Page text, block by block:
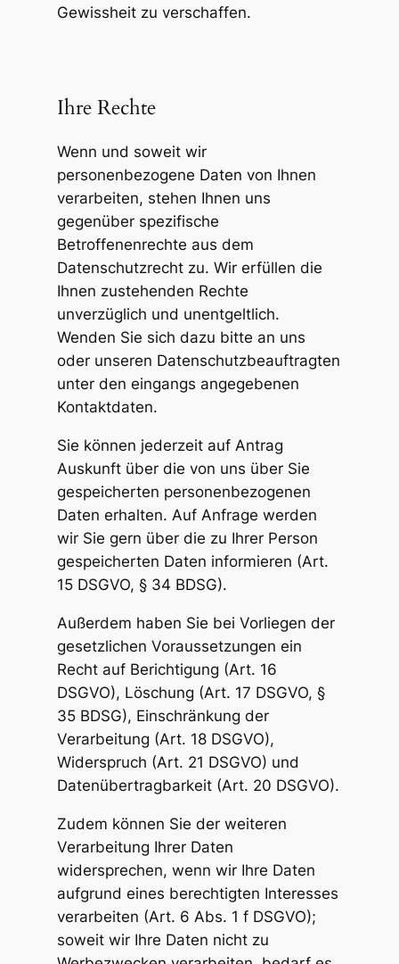
Gewissheit zu verschaffen.
Ihre Rechte
Wenn und soweit wir
personenbezogene Daten von Ihnen
verarbeiten, stehen Ihnen uns
gegenüber spezifische
Betroffenenrechte aus dem
Datenschutzrecht zu. Wir erfüllen die
Ihnen zustehenden Rechte
unverzüglich und unentgeltlich.
Wenden Sie sich dazu bitte an uns
oder unseren Datenschutzbeauftragten
unter den eingangs angegebenen
Kontaktdaten.
Sie können jederzeit auf Antrag
Auskunft über die von uns über Sie
gespeicherten personenbezogenen
Daten erhalten. Auf Anfrage werden
wir Sie gern über die zu Ihrer Person
gespeicherten Daten informieren (Art.
15 DSGVO, § 34 BDSG).
Außerdem haben Sie bei Vorliegen der
gesetzlichen Voraussetzungen ein
Recht auf Berichtigung (Art. 16
DSGVO), Löschung (Art. 17 DSGVO, §
35 BDSG), Einschränkung der
Verarbeitung (Art. 18 DSGVO),
Widerspruch (Art. 21 DSGVO) und
Datenübertragbarkeit (Art. 20 DSGVO).
Zudem können Sie der weiteren
Verarbeitung Ihrer Daten
widersprechen, wenn wir Ihre Daten
aufgrund eines berechtigten Interesses
verarbeiten (Art. 6 Abs. 1 f DSGVO);
soweit wir Ihre Daten nicht zu